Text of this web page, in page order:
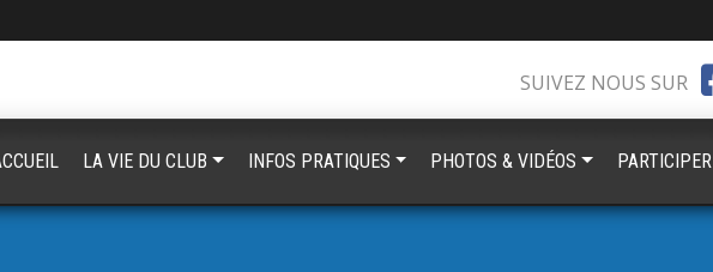
SUIVEZ NOUS SUR
LA VIE DU CLUB INFOS PRATIQUES PHOTOS & VIDÉOS PARTICIPER